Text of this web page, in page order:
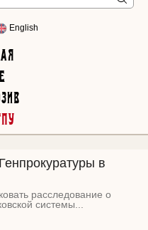
English
в
расследование о
системы...